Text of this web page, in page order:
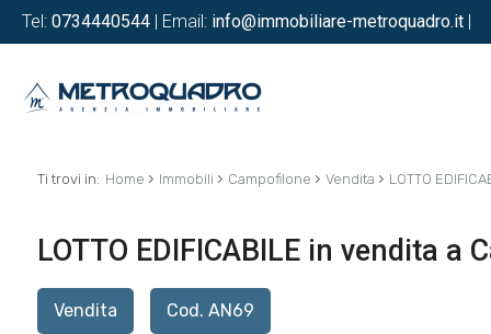
Tel: 0734440544 | Email: info@immobiliare-metroquadro.it |
Ti trovi in: Home › Immobili › Campofilone › Vendita › LOTTO
LOTTO EDIFICABILE in vendita a
Vendita Cod. AN69